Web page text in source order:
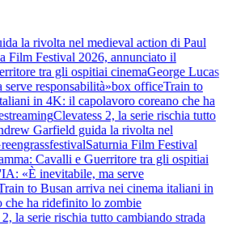
la rivolta nel medieval action di Paul
Film Festival 2026, annunciato il
tra gli ospitiai cinemaGeorge Lucas
responsabilità»box officeTrain to
in 4K: il capolavoro coreano che ha
streamingClevatess 2, la serie rischia tutto
Garfield guida la rivolta nel
festivalSaturnia Film Festival
Cavalli e Guerritore tra gli ospitiai
«È inevitabile, ma serve
to Busan arriva nei cinema italiani in
ha ridefinito lo zombie
la serie rischia tutto cambiando strada